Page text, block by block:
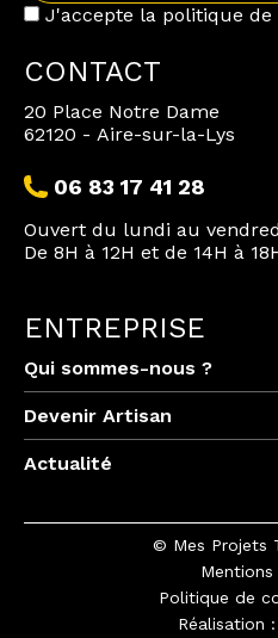
ENTREPRISE
Qui sommes-nous ?
Devenir Artisan
Actualité
J'accepte la politique
CONTACT
20 Place Notre Dame
62120 - Aire-sur-la-Lys
06 83 17 41 28
Ouvert du lundi au
De 8H à 12H et de 14H à
© Mes Projets
Mentions
Politique de
Réalisation :